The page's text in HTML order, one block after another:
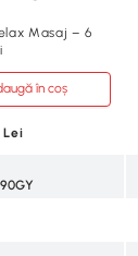
Masaj – 6
în coș
Lei